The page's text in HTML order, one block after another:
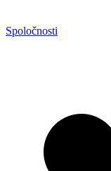
Spoločnosti